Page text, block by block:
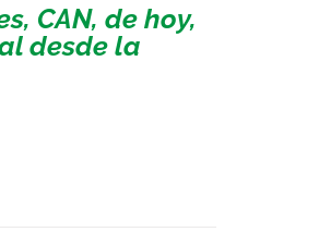
CAN, de hoy,
desde la